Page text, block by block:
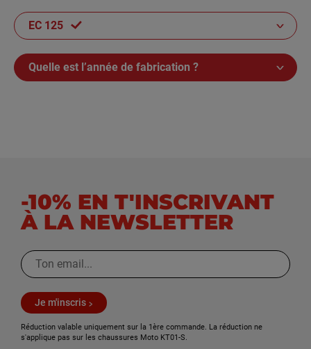
Compte
FR EN ES IT DE BE
EC 125
Quelle est l’année de fabrication ?
-10% EN T'INSCRIVANT
À LA NEWSLETTER
Je m'inscris
Réduction valable uniquement sur la 1ère commande. La réduction ne
s'applique pas sur les chaussures Moto KT01-S.